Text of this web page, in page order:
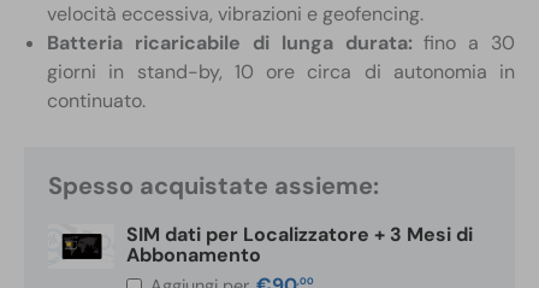
velocità eccessiva, vibrazioni e geofencing.
Batteria ricaricabile di lunga durata: fino a 30
giorni in stand-by, 10 ore circa di autonomia in
continuato.
Spesso acquistate assieme:
SIM dati per Localizzatore + 3 Mesi di
Abbonamento
,00